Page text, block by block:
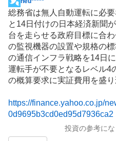
掲
示
板
記
事
総務省は無人自動運転に必
と14日付けの日本経済新聞
台を走らせる政府目標に合わ
の監視機器の設置や規格の
の通信インフラ戦略を14日
運転手が不要となるレベル4
の概算要求に実証費用を盛り
https://finance.yahoo.co.jp/
0d9695b3cd0ed95d7936ca2
投資の参考に